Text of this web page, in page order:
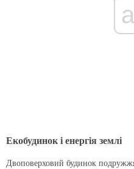
Екобудинок і енергія землі
Двоповерховий будинок